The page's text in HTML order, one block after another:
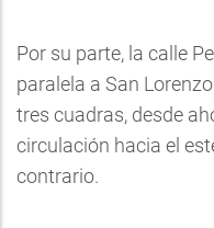
Por su parte, la calle
paralela a San
tres cuadras, desde
circulación hacia el
contrario.